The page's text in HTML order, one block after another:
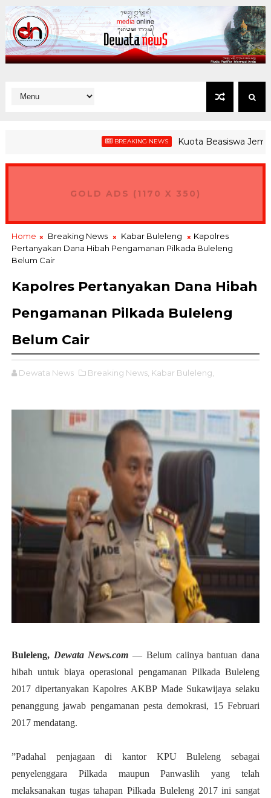
BREAKING NEWS Kuota Beasiswa Jembrana
Gubernur Koster Ingin Bali Jadi Hub Ekspor Produk
GOLD ADS (1170 X 350)
Home Breaking News Kabar Buleleng
Kapolres
Pertanyakan Dana Hibah Pengamanan Pilkada Buleleng
Belum Cair
Kapolres Pertanyakan Dana Hibah
Pengamanan Pilkada Buleleng
Belum Cair
Dewata News Breaking News, Kabar Buleleng,
Buleleng, Dewata News.com — Belum caiinya bantuan dana
hibah untuk biaya operasional pengamanan Pilkada Buleleng
2017 dipertanyakan Kapolres AKBP Made Sukawijaya selaku
penanggung jawab pengamanan pesta demokrasi, 15 Februari
2017 mendatang.
”Padahal penjagaan di kantor KPU Buleleng sebagai
penyelenggara Pilkada maupun Panwaslih yang telah
melaksanakan tugas tahapan Pilkada Buleleng 2017 ini sangat